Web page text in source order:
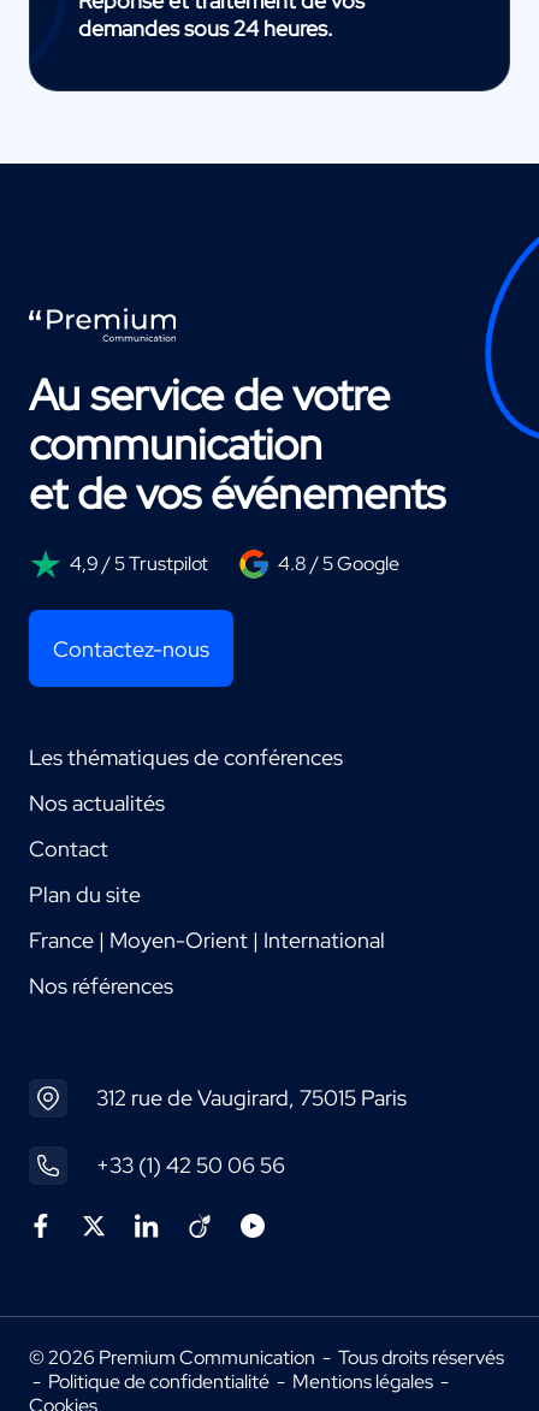
demandes sous 24 heures.
Au service de votre
communication
et de vos événements
4,9 / 5 Trustpilot 4.8 / 5 Google
Contactez-nous
Les thématiques de conférences
Nos actualités
Contact
Plan du site
France | Moyen-Orient | International
Nos références
312 rue de Vaugirard, 75015 Paris
+33 (1) 42 50 06 56
© 2026 Premium Communication - Tous droits réservés
- Politique de confidentialité - Mentions légales -
Cookies